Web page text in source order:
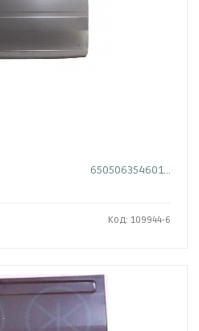
6505063546011P
Код: 109944-6